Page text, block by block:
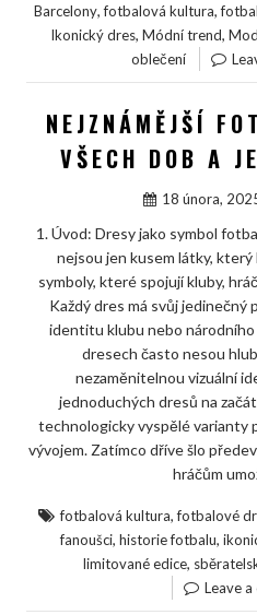
Barcelony,fotbalová kultura,
Ikonický dres, Módní trend,
oblečení
NEJZNÁMĚJŠÍ
VŠECH DOB A
18 února,
1. Úvod: Dresy jako symbol
nejsou jen kusem látky,
symboly, které spojují kluby,
Každý dres má svůj jedinečný
identitu klubu nebo národního
dresech často nesou
nezaměnitelnou vizuální
jednoduchých dresů na
technologicky vyspělé varianty
vývojem. Zatímco dříve šlo
hráčům
fotbalová kultura,fotbalové
fanoušci, historie fotbalu,
limitované edice,
Leave